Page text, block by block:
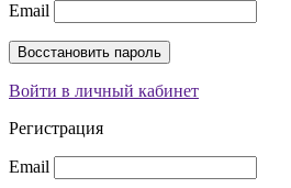
Email
Войти в личный кабинет
Регистрация
Email